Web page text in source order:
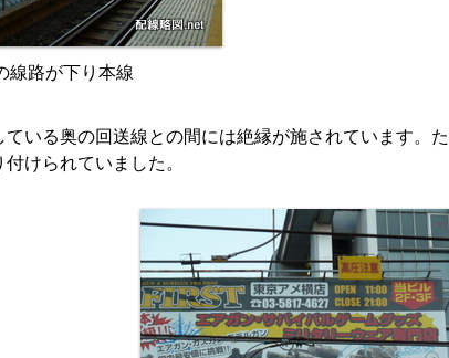
線路が下り本線
いる奥の回送線との間には絶縁が施されています。
けられていました。